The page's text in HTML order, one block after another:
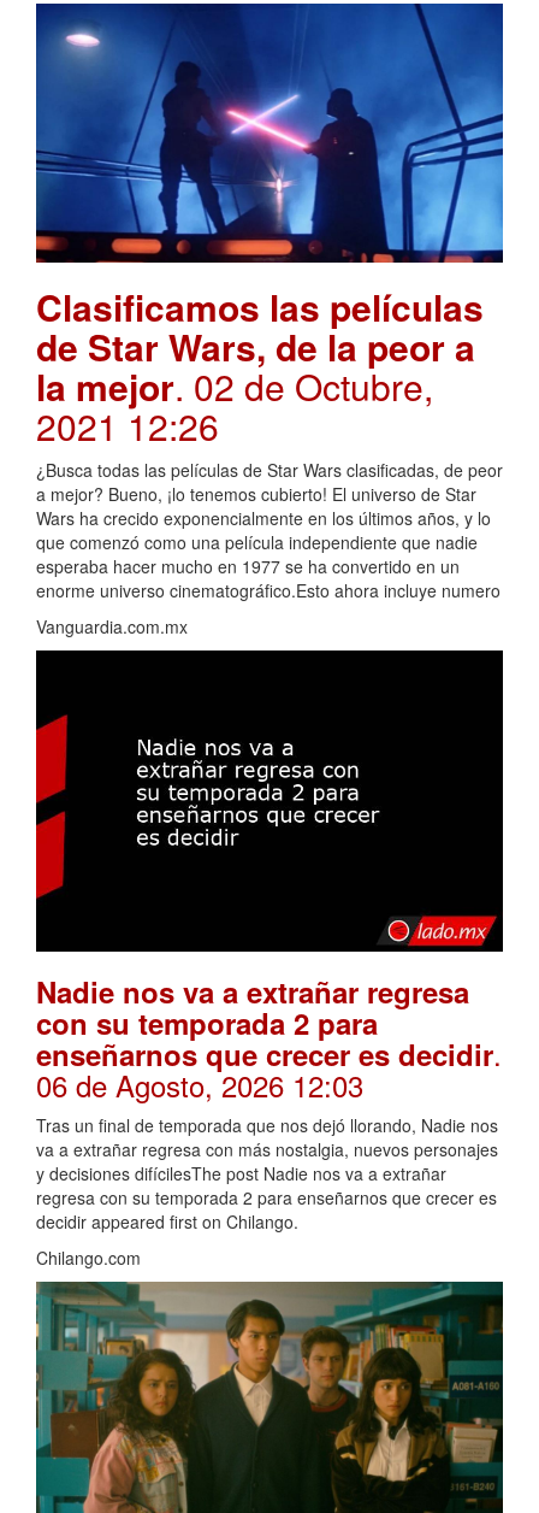
Clasificamos las películas
de Star Wars, de la peor a
la mejor. 02 de Octubre,
2021 12:26
¿Busca todas las películas de Star Wars clasificadas, de peor
a mejor? Bueno, ¡lo tenemos cubierto! El universo de Star
Wars ha crecido exponencialmente en los últimos años, y lo
que comenzó como una película independiente que nadie
esperaba hacer mucho en 1977 se ha convertido en un
enorme universo cinematográfico.Esto ahora incluye numero
Vanguardia.com.mx
Nadie nos va a extrañar regresa
con su temporada 2 para
enseñarnos que crecer es decidir.
06 de Agosto, 2026 12:03
Tras un final de temporada que nos dejó llorando, Nadie nos
va a extrañar regresa con más nostalgia, nuevos personajes
y decisiones difícilesThe post Nadie nos va a extrañar
regresa con su temporada 2 para enseñarnos que crecer es
decidir appeared first on Chilango.
Chilango.com